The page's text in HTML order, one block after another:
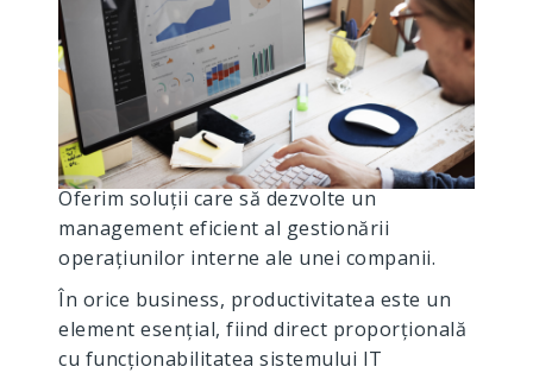
Oferim soluții care să dezvolte un
management eficient al gestionării
operațiunilor interne ale unei companii.
În orice business, productivitatea este un
element esențial, fiind direct proporțională
cu funcționabilitatea sistemului IT